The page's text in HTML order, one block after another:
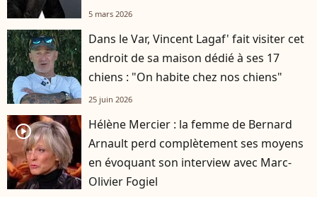
5 mars 2026
Dans le Var, Vincent Lagaf' fait visiter cet
endroit de sa maison dédié à ses 17
chiens : "On habite chez nos chiens"
25 juin 2026
player2
Hélène Mercier : la femme de Bernard
Arnault perd complètement ses moyens
en évoquant son interview avec Marc-
Olivier Fogiel